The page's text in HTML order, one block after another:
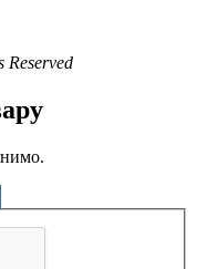
Reserved